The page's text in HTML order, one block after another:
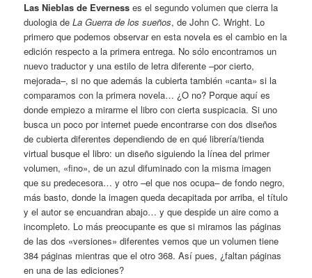
Las Nieblas de Everness es el segundo volumen que cierra la
duologia deLa Guerra de los sueños, de John C. Wright. Lo
primero que podemos observar en esta novela es el cambio en la
edición respecto a la primera entrega. No sólo encontramos un
nuevo traductor y una estilo de letra diferente –por cierto,
mejorada–, si no que además la cubierta también «canta» si la
comparamos con la primera novela… ¿O no? Porque aquí es
donde empiezo a mirarme el libro con cierta suspicacia. Si uno
busca un poco por internet puede encontrarse con dos diseños
de cubierta diferentes dependiendo de en qué librería/tienda
virtual busque el libro: un diseño siguiendo la línea del primer
volumen, «fino», de un azul difuminado con la misma imagen
que su predecesora… y otro –el que nos ocupa– de fondo negro,
más basto, donde la imagen queda decapitada por arriba, el título
y el autor se encuandran abajo… y que despide un aire como a
incompleto. Lo más preocupante es que si miramos las páginas
de las dos «versiones» diferentes vemos que un volumen tiene
384 páginas mientras que el otro 368. Así pues, ¿faltan páginas
en una de las ediciones?